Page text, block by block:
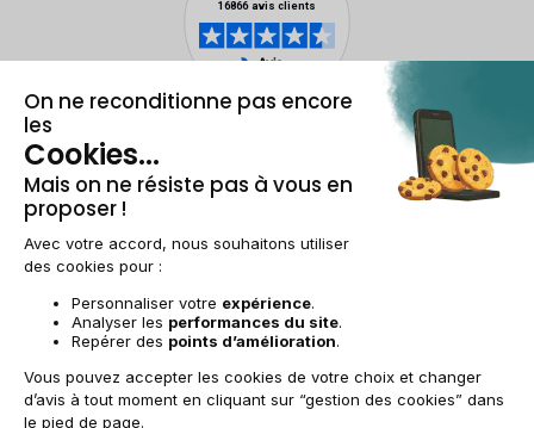
Mentions légales & CGU
Conditions générales de venteDonnées personnelles
AccessibilitéPlan du site
BE-FR | €